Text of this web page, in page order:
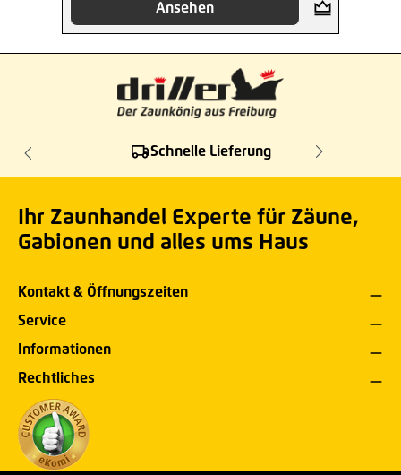
Ansehen
Schnelle Lieferung
Ihr Zaunhandel Experte für Zäune,
Gabionen und alles ums Haus
Kontakt & Öffnungszeiten
Service
Informationen
Rechtliches